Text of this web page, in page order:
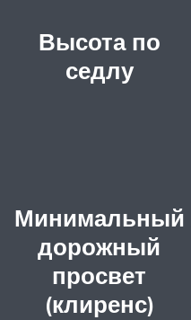
Высота по
седлу
Минимальный
дорожный
просвет
(клиренс)